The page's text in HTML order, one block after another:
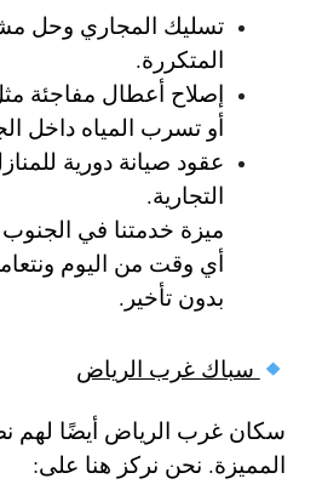
تسليك المجاري وحل
المتكررة.
إصلاح أعطال مفاجئة
أو تسرب المياه داخل
عقود صيانة دورية
التجارية.
ميزة خدمتنا في
أي وقت من اليوم
بدون تأخير.
سباك غرب الرياض
سكان غرب الرياض أيضًا لهم
المميزة. نحن نركز هنا على: